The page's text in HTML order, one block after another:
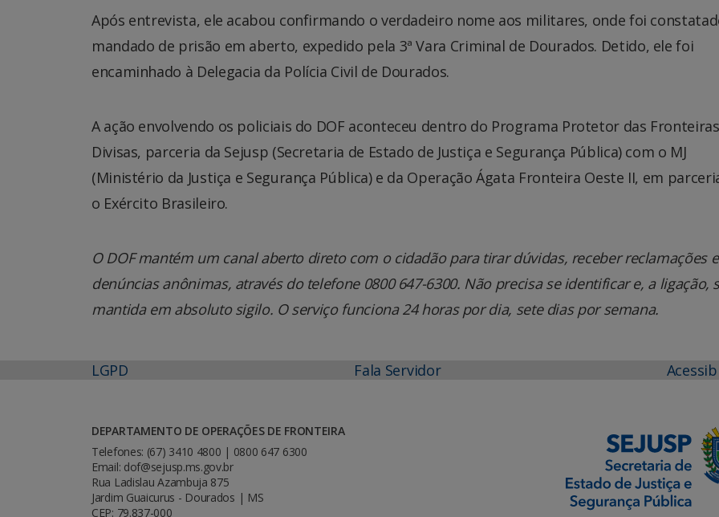
Após entrevista, ele acabou confirmando o verdadeiro nome aos militares, onde foi
mandado de prisão em aberto, expedido pela 3ª Vara Criminal de Dourados. Detido, ele foi
encaminhado à Delegacia da Polícia Civil de Dourados.
A ação envolvendo os policiais do DOF aconteceu dentro do Programa Protetor das
Divisas, parceria da Sejusp (Secretaria de Estado de Justiça e Segurança Pública) com o MJ
(Ministério da Justiça e Segurança Pública) e da Operação Ágata Fronteira Oeste II, em
o Exército Brasileiro.
O DOF mantém um canal aberto direto com o cidadão para tirar dúvidas, receber reclamações e
denúncias anônimas, através do telefone 0800 647-6300. Não precisa se identificar e, a ligação,
mantida em absoluto sigilo. O serviço funciona 24 horas por dia, sete dias por semana.
LGPD Fala Servidor
DEPARTAMENTO DE OPERAÇÕES DE FRONTEIRA
Telefones: (67) 3410 4800 | 0800 647 6300
Email: dof@sejusp.ms.gov.br
Rua Ladislau Azambuja 875
Jardim Guaicurus - Dourados | MS
CEP: 79.837-000